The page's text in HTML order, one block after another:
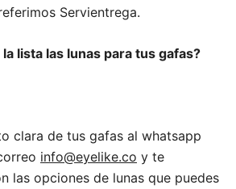
Servientrega.
lista las lunas para tus gafas?
clara de tus gafas al whatsapp
info@eyelike.co y te
las opciones de lunas que puedes